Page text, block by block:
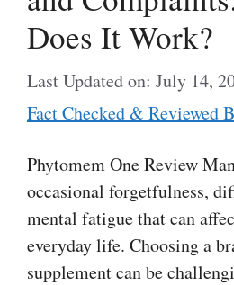
Does It Work?
Last Updated on: July 14,
Fact Checked & Reviewed
Phytomem One Review
occasional forgetfulness,
mental fatigue that can
everyday life. Choosing a
supplement can be